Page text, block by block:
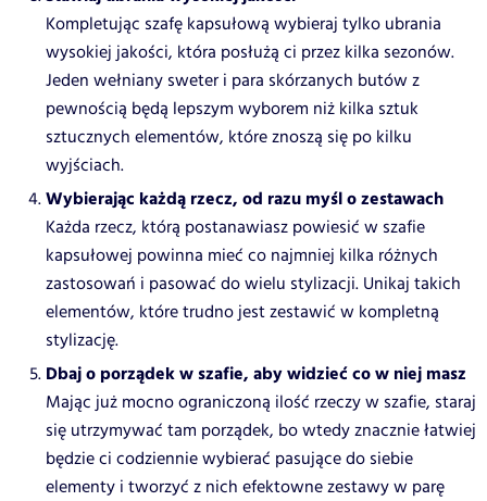
Kompletując szafę kapsułową wybieraj tylko ubrania
wysokiej jakości, która posłużą ci przez kilka sezonów.
Jeden wełniany sweter i para skórzanych butów z
pewnością będą lepszym wyborem niż kilka sztuk
sztucznych elementów, które znoszą się po kilku
wyjściach.
Wybierając każdą rzecz, od razu myśl o zestawach
Każda rzecz, którą postanawiasz powiesić w szafie
kapsułowej powinna mieć co najmniej kilka różnych
zastosowań i pasować do wielu stylizacji. Unikaj takich
elementów, które trudno jest zestawić w kompletną
stylizację.
Dbaj o porządek w szafie, aby widzieć co w niej masz
Mając już mocno ograniczoną ilość rzeczy w szafie, staraj
się utrzymywać tam porządek, bo wtedy znacznie łatwiej
będzie ci codziennie wybierać pasujące do siebie
elementy i tworzyć z nich efektowne zestawy w parę